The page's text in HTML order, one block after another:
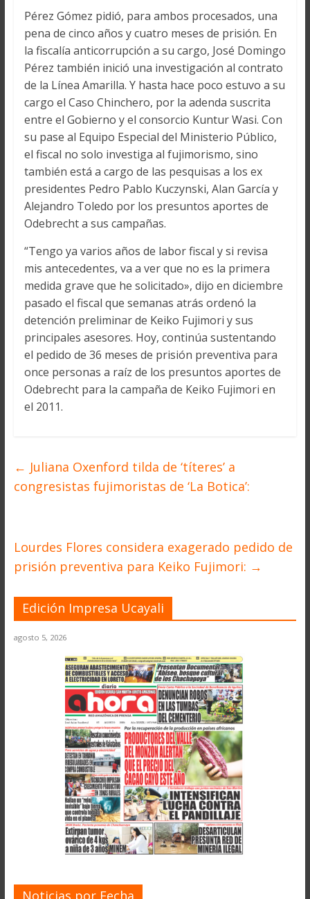
Pérez Gómez pidió, para ambos procesados, una
pena de cinco años y cuatro meses de prisión. En
la fiscalía anticorrupción a su cargo, José Domingo
Pérez también inició una investigación al contrato
de la Línea Amarilla. Y hasta hace poco estuvo a su
cargo el Caso Chinchero, por la adenda suscrita
entre el Gobierno y el consorcio Kuntur Wasi. Con
su pase al Equipo Especial del Ministerio Público,
el fiscal no solo investiga al fujimorismo, sino
también está a cargo de las pesquisas a los ex
presidentes Pedro Pablo Kuczynski, Alan García y
Alejandro Toledo por los presuntos aportes de
Odebrecht a sus campañas.
“Tengo ya varios años de labor fiscal y si revisa
mis antecedentes, va a ver que no es la primera
medida grave que he solicitado», dijo en diciembre
pasado el fiscal que semanas atrás ordenó la
detención preliminar de Keiko Fujimori y sus
principales asesores. Hoy, continúa sustentando
el pedido de 36 meses de prisión preventiva para
once personas a raíz de los presuntos aportes de
Odebrecht para la campaña de Keiko Fujimori en
el 2011.
← Juliana Oxenford tilda de ‘títeres’ a
congresistas fujimoristas de ‘La Botica’:
Lourdes Flores considera exagerado pedido de
prisión preventiva para Keiko Fujimori: →
Edición Impresa Ucayali
agosto 5, 2026
Noticias por Fecha